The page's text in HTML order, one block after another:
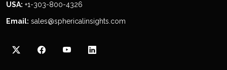
USA: +1-303-800-4326
Email: sales@sphericalinsights.com